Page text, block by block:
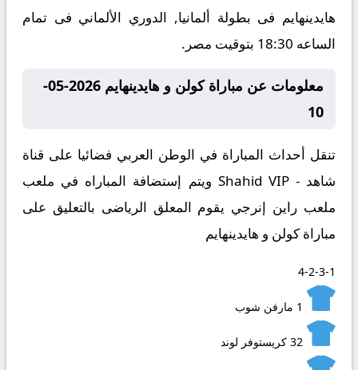
هايدينهايم فى بطولة ألمانيا, الدوري الألماني فى تمام
الساعه 18:30 بتوقيت مصر.
معلومات عن مباراة كولن و هايدينهايم 2026-05-
10
تنقل أحداث المباراة في الوطن العربي فضائيا على قناة
شاهد - Shahid VIP ويتم إستضافة المباراه في ملعب
ملعب راين إنرجي يقوم المعلق الرياضى بالتعليق على
مباراة كولن و هايدينهايم
4-2-3-1
1 مارفن شوب
32 كريستوفر لوند